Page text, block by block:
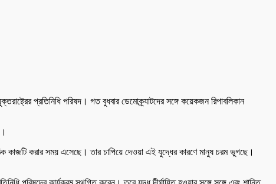
প্রতিনিধি পরিষদ। গত বুধবার ডেমোক্র্যাটদের সঙ্গে কয়েকজন রিপাবলিকান
কাজটি করার সময় এসেছে। তার চাপিয়ে দেওয়া এই যুদ্ধের কারণে মানুষ চরম ভুগছে।